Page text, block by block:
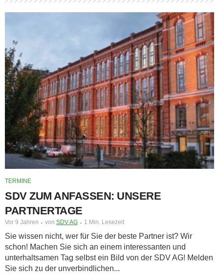
TERMINE
SDV ZUM ANFASSEN: UNSERE
PARTNERTAGE
Vor 9 Jahren von SDV AG 1 Min. Lesezeit
Sie wissen nicht, wer für Sie der beste Partner ist? Wir
schon! Machen Sie sich an einem interessanten und
unterhaltsamen Tag selbst ein Bild von der SDV AG! Melden
Sie sich zu der unverbindlichen...